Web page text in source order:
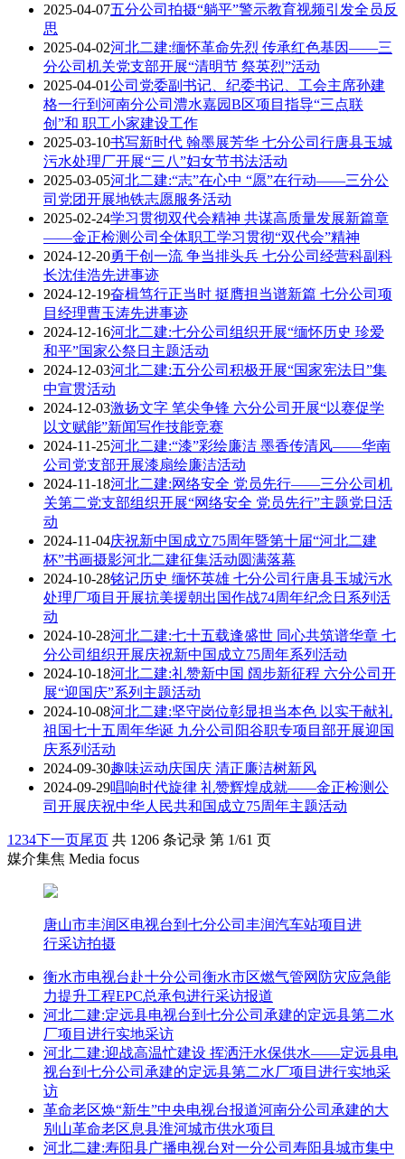
2025-04-07五分公司拍摄“躺平”警示教育视频引发全员反
思
2025-04-02河北二建:缅怀革命先烈 传承红色基因——三
分公司机关党支部开展“清明节 祭英烈”活动
2025-04-01公司党委副书记、纪委书记、工会主席孙建
格一行到河南分公司澧水嘉园B区项目指导“三点联
创”和 职工小家建设工作
2025-03-10书写新时代 翰墨展芳华 七分公司行唐县玉城
污水处理厂开展“三八”妇女节书法活动
2025-03-05河北二建:“志”在心中 “愿”在行动——三分公
司党团开展地铁志愿服务活动
2025-02-24学习贯彻双代会精神 共谋高质量发展新篇章
——金正检测公司全体职工学习贯彻“双代会”精神
2024-12-20勇于创一流 争当排头兵 七分公司经营科副科
长沈佳浩先进事迹
2024-12-19奋楫笃行正当时 挺膺担当谱新篇 七分公司项
目经理曹玉涛先进事迹
2024-12-16河北二建:七分公司组织开展“缅怀历史 珍爱
和平”国家公祭日主题活动
2024-12-03河北二建:五分公司积极开展“国家宪法日”集
中宣贯活动
2024-12-03激扬文字 笔尖争锋 六分公司开展“以赛促学
以文赋能”新闻写作技能竞赛
2024-11-25河北二建:“漆”彩绘廉洁 墨香传清风——华南
公司党支部开展漆扇绘廉洁活动
2024-11-18河北二建:网络安全 党员先行——三分公司机
关第二党支部组织开展“网络安全 党员先行”主题党日活
动
2024-11-04庆祝新中国成立75周年暨第十届“河北二建
杯”书画摄影河北二建征集活动圆满落幕
2024-10-28铭记历史 缅怀英雄 七分公司行唐县玉城污水
处理厂项目开展抗美援朝出国作战74周年纪念日系列活
动
2024-10-28河北二建:七十五载逢盛世 同心共筑谱华章 七
分公司组织开展庆祝新中国成立75周年系列活动
2024-10-18河北二建:礼赞新中国 阔步新征程 六分公司开
展“迎国庆”系列主题活动
2024-10-08河北二建:坚守岗位彰显担当本色 以实干献礼
祖国七十五周年华诞 九分公司阳谷职专项目部开展迎国
庆系列活动
2024-09-30趣味运动庆国庆 清正廉洁树新风
2024-09-29唱响时代旋律 礼赞辉煌成就——金正检测公
司开展庆祝中华人民共和国成立75周年主题活动
1 234下一页尾页 共 1206 条记录 第 1/61 页
媒介集焦 Media focus
唐山市丰润区电视台到七分公司丰润汽车站项目进
行采访拍摄
衡水市电视台赴十分公司衡水市区燃气管网防灾应急能
力提升工程EPC总承包进行采访报道
河北二建:定远县电视台到七分公司承建的定远县第二水
厂项目进行实地采访
河北二建:迎战高温忙建设 挥洒汗水保供水——定远县电
视台到七分公司承建的定远县第二水厂项目进行实地采
访
革命老区焕“新生”中央电视台报道河南分公司承建的大
别山革命老区息县淮河城市供水项目
河北二建:寿阳县广播电视台对一分公司寿阳县城市集中